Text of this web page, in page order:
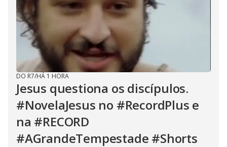
DO R7/HÁ 1 HORA
Jesus questiona os discípulos.
#NovelaJesus no #RecordPlus e
na #RECORD
#AGrandeTempestade #Shorts